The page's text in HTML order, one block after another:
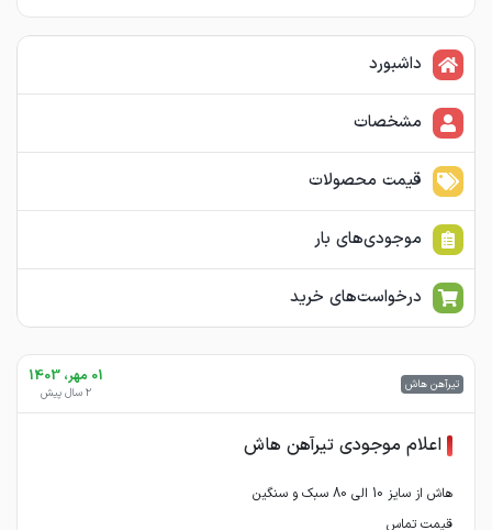
داشبورد
مشخصات
قیمت محصولات
موجودی‌های بار
درخواست‌های خرید
تیرآهن هاش 01 مهر، 1403
2 سال پیش
اعلام موجودی تیرآهن هاش